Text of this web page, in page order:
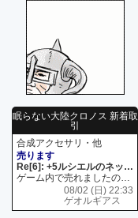
眠らない大陸クロノス 新着取
引
合成アクセサリ・他
売ります
Re[6]: +5ルシエルのネックレス
ゲーム内で売れましたので 在庫がネク1 リング4 となります リングのお値段は80G といたします
08/02 (日) 22:33
ゲオルギアス